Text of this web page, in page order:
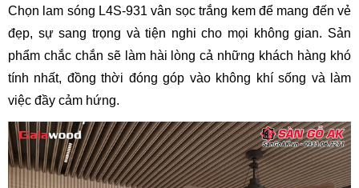
Chọn lam sóng L4S-931 vân sọc trắng kem để mang đến vẻ
đẹp, sự sang trọng và tiện nghi cho mọi không gian. Sản
phẩm chắc chắn sẽ làm hài lòng cả những khách hàng khó
tính nhất, đồng thời đóng góp vào không khí sống và làm
việc đầy cảm hứng.